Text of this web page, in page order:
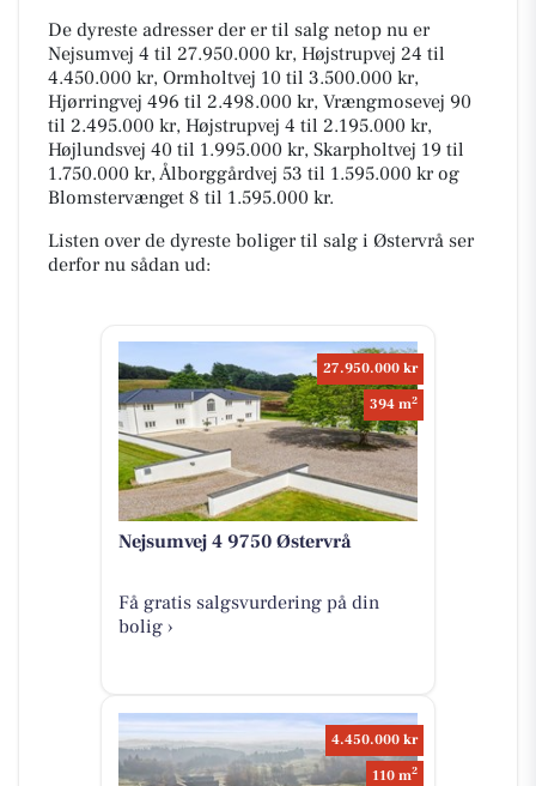
De dyreste adresser der er til salg netop nu er
Nejsumvej 4 til 27.950.000 kr, Højstrupvej 24 til
4.450.000 kr, Ormholtvej 10 til 3.500.000 kr,
Hjørringvej 496 til 2.498.000 kr, Vrængmosevej 90
til 2.495.000 kr, Højstrupvej 4 til 2.195.000 kr,
Højlundsvej 40 til 1.995.000 kr, Skarpholtvej 19 til
1.750.000 kr, Ålborggårdvej 53 til 1.595.000 kr og
Blomstervænget 8 til 1.595.000 kr.
Listen over de dyreste boliger til salg i Østervrå ser
derfor nu sådan ud:
27.950.000 kr
394 m2
Nejsumvej 4 9750 Østervrå
Få gratis salgsvurdering på din
bolig ›
4.450.000 kr
110 m2